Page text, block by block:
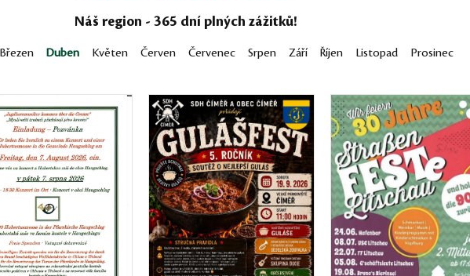
Náš region - 365 dní plných zážitků!
Březen Duben Květen Červen Červenec Srpen Září Říjen Listopad Prosinec